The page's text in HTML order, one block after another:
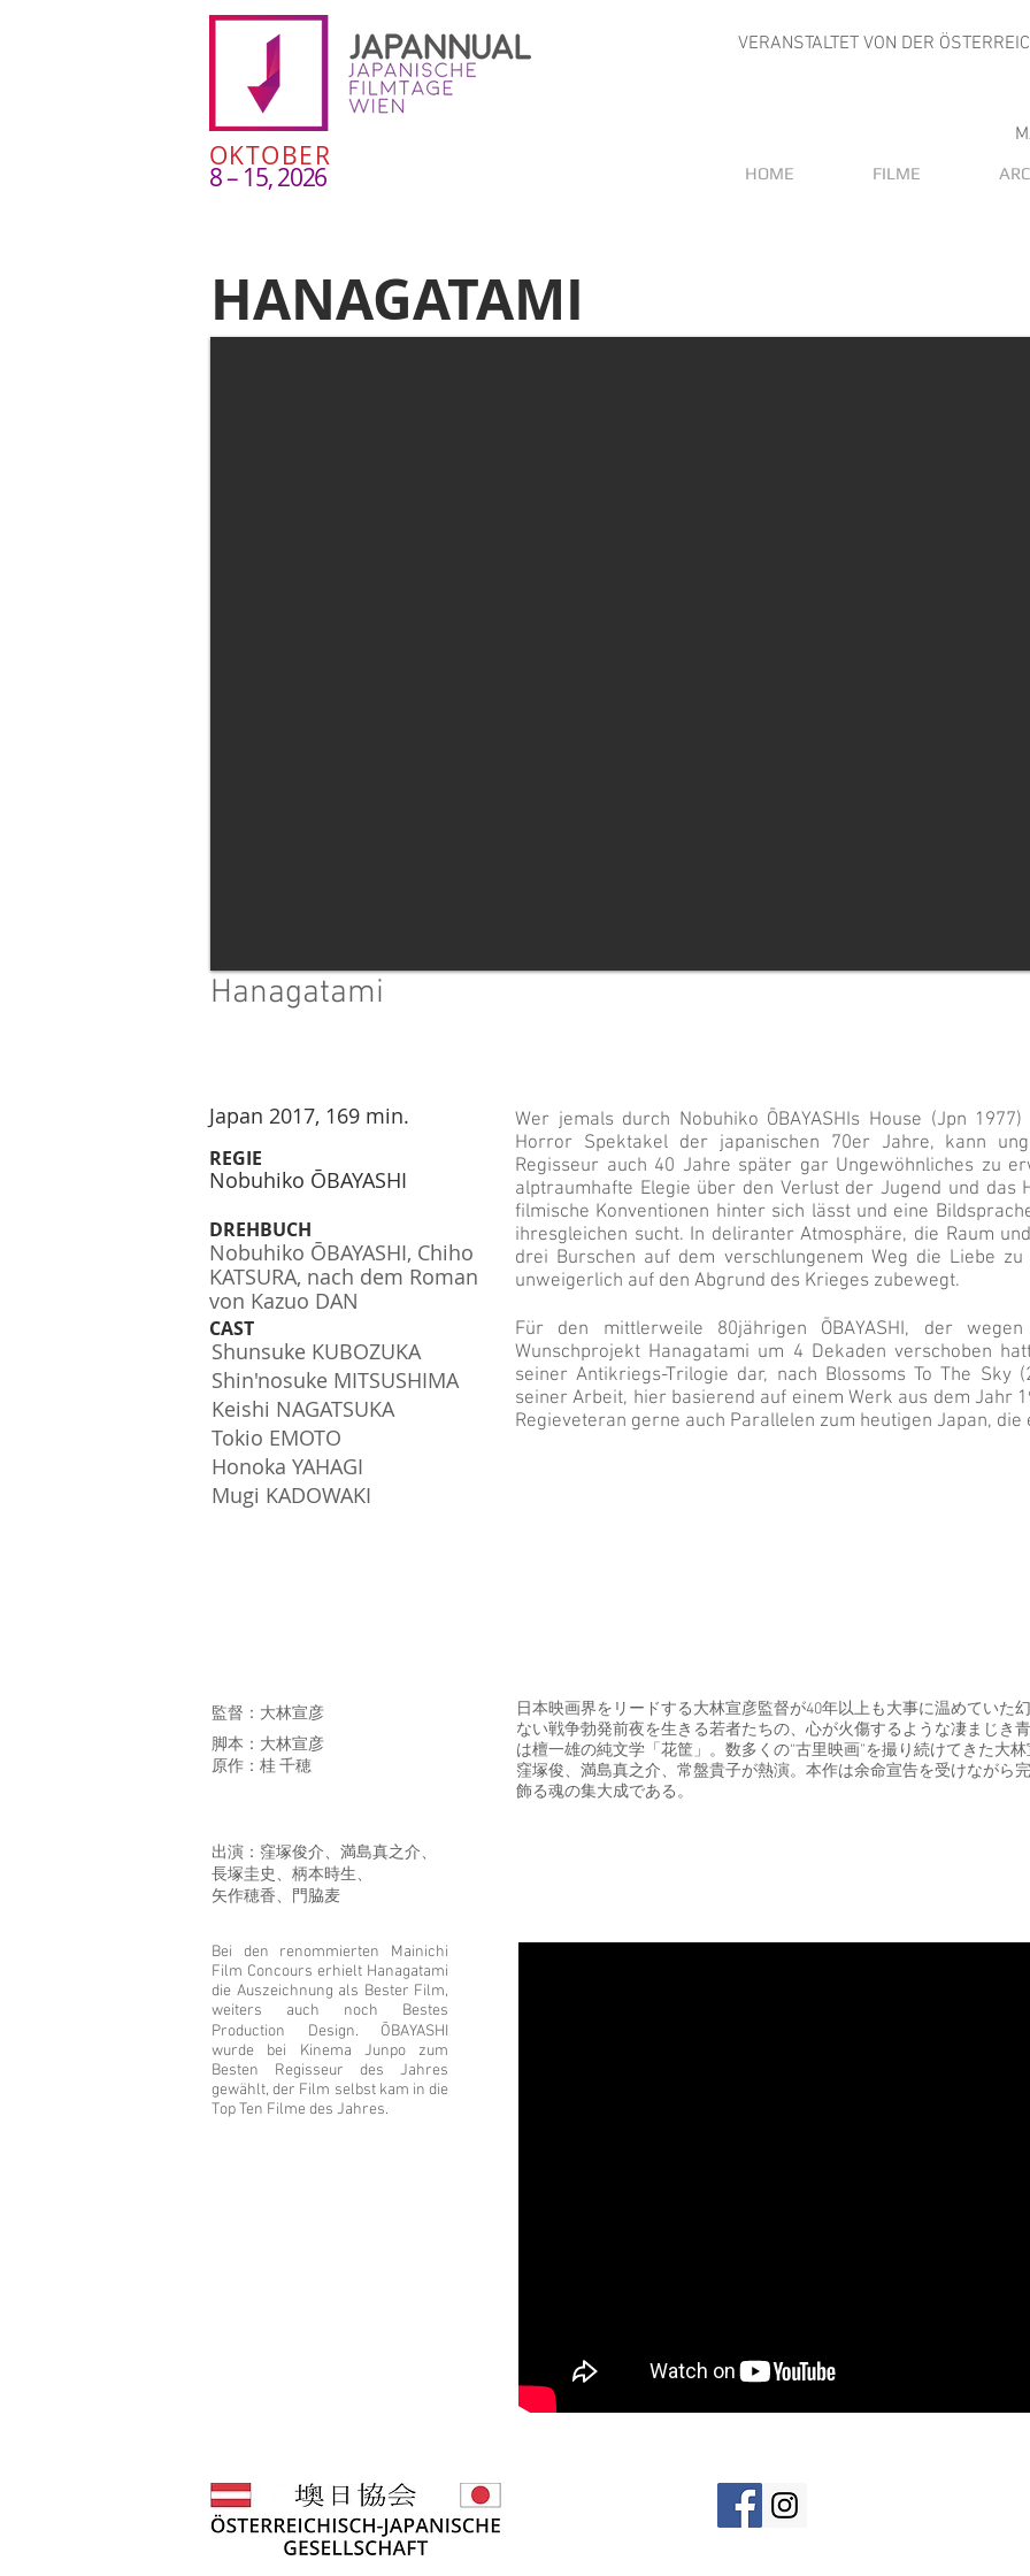
VERANSTALTET VON DER
OKTOBER
8 – 15, 2026 HOME FILME
HANAGATAMI
Hanagatami
Nobuhiko ŌBAYASHI
Nobuhiko ŌBAYASHI, Chiho
KATSURA, nach dem Roman
von Kazuo DAN
REGIE
DREHBUCH
CAST
Japan 2017, 169 min.
Shunsuke KUBOZUKA
Shin'nosuke MITSUSHIMA
Keishi NAGATSUKA
Tokio EMOTO
Honoka YAHAGI
Mugi KADOWAKI
Wer jemals durch Nobuhiko ŌBAYASHIs House (Jpn
Horror Spektakel der japanischen 70er Jahre, kann
Regisseur auch 40 Jahre später gar Ungewöhnliches zu
alptraumhafte Elegie über den Verlust der Jugend und das
filmische Konventionen hinter sich lässt und eine
ihresgleichen sucht. In deliranter Atmosphäre, die Raum
drei Burschen auf dem verschlungenem Weg die Liebe
unweigerlich auf den Abgrund des Krieges zubewegt.
Für den mittlerweile 80jährigen ŌBAYASHI, der
Wunschprojekt Hanagatami um 4 Dekaden verschoben
seiner Antikriegs-Trilogie dar, nach Blossoms To The Sky
seiner Arbeit, hier basierend auf einem Werk aus dem Jahr
Regieveteran gerne auch Parallelen zum heutigen Japan,
監督：大林宣彦
脚本：大林宣彦
原作：桂 千穂
出演：窪塚俊介、満島真之介、
長塚圭史、柄本時生、
矢作穂香、門脇麦
日本映画界をリードする大林宣彦監督が40年以上も大事に温めていた
ない戦争勃発前夜を生きる若者たちの、心が火傷するような凄まじき
は檀一雄の純文学「花筐」。数多くの“古里映画”を撮り続けてきた大
窪塚俊、満島真之介、常盤貴子が熱演。本作は余命宣告を受けながら
飾る魂の集大成である。
Bei den renommierten Mainichi
Film Concours erhielt Hanagatami
die Auszeichnung als Bester Film,
weiters auch noch Bestes
Production Design. ŌBAYASHI
wurde bei Kinema Junpo zum
Besten Regisseur des Jahres
gewählt, der Film selbst kam in die
Top Ten Filme des Jahres.